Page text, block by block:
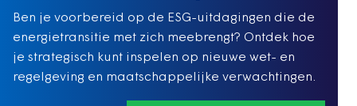
Ben je voorbereid op de ESG-uitdagingen die de
energietransitie met zich meebrengt? Ontdek hoe
je strategisch kunt inspelen op nieuwe wet- en
regelgeving en maatschappelijke verwachtingen.